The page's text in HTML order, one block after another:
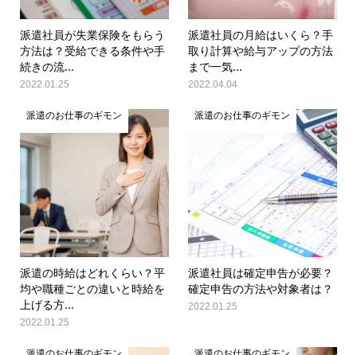
派遣社員が失業保険をもらう
方法は？受給できる条件や手
続きの流...
2022.01.25
派遣社員の月給はいくら？手
取り計算や給与アップの方法
まで一気...
2022.04.04
派遣のお仕事のギモン
派遣の時給はどれくらい？平
均や職種ごとの違いと時給を
上げる方...
2022.01.25
派遣のお仕事のギモン
派遣社員は確定申告が必要？
確定申告の方法や対象者は？
2022.01.25